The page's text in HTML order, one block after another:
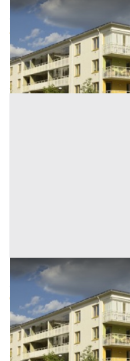
Abitazione di Tipo
Granze (Padova)
Offerta minima
31.500 € 42.000 €
Codice asta: 7a810b45
Asta chiusa
Abitazione di Tipo
Granze (Padova)
Offerta minima
63.750 € 85.000 €
Codice asta: AJ798022
Asta chiusa